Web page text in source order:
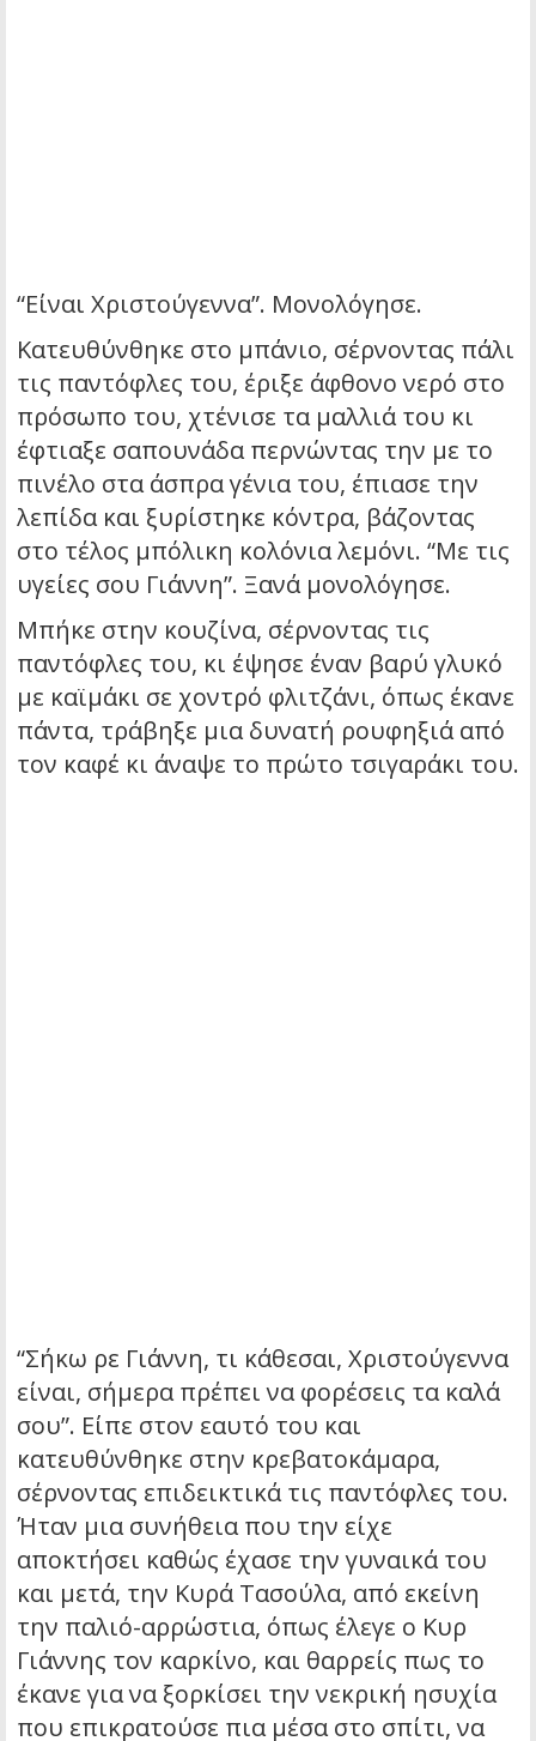
“Είναι Χριστούγεννα”. Μονολόγησε.
Κατευθύνθηκε στο μπάνιο, σέρνοντας πάλι
τις παντόφλες του, έριξε άφθονο νερό στο
πρόσωπο του, χτένισε τα μαλλιά του κι
έφτιαξε σαπουνάδα περνώντας την με το
πινέλο στα άσπρα γένια του, έπιασε την
λεπίδα και ξυρίστηκε κόντρα, βάζοντας
στο τέλος μπόλικη κολόνια λεμόνι. “Με τις
υγείες σου Γιάννη”. Ξανά μονολόγησε.
Μπήκε στην κουζίνα, σέρνοντας τις
παντόφλες του, κι έψησε έναν βαρύ γλυκό
με καϊμάκι σε χοντρό φλιτζάνι, όπως έκανε
πάντα, τράβηξε μια δυνατή ρουφηξιά από
τον καφέ κι άναψε το πρώτο τσιγαράκι του.
“Σήκω ρε Γιάννη, τι κάθεσαι, Χριστούγεννα
είναι, σήμερα πρέπει να φορέσεις τα καλά
σου”. Είπε στον εαυτό του και
κατευθύνθηκε στην κρεβατοκάμαρα,
σέρνοντας επιδεικτικά τις παντόφλες του.
Ήταν μια συνήθεια που την είχε
αποκτήσει καθώς έχασε την γυναικά του
και μετά, την Κυρά Τασούλα, από εκείνη
την παλιό-αρρώστια, όπως έλεγε ο Κυρ
Γιάννης τον καρκίνο, και θαρρείς πως το
έκανε για να ξορκίσει την νεκρική ησυχία
που επικρατούσε πια μέσα στο σπίτι, να